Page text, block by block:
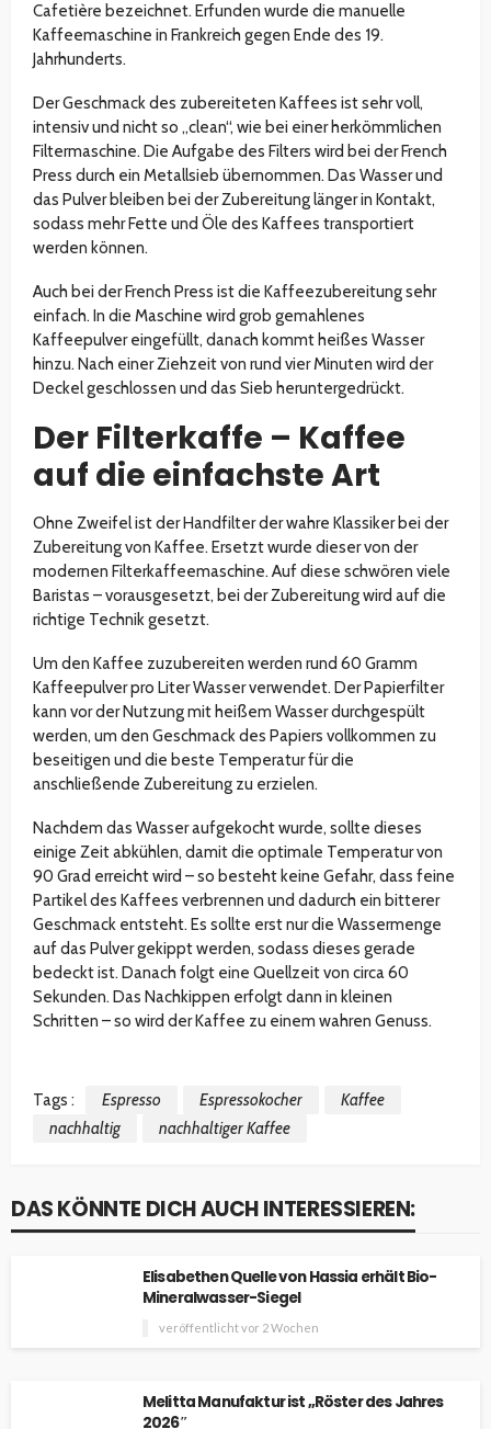
Cafetière bezeichnet. Erfunden wurde die manuelle
Kaffeemaschine in Frankreich gegen Ende des 19.
Jahrhunderts.
Der Geschmack des zubereiteten Kaffees ist sehr voll,
intensiv und nicht so „clean“, wie bei einer herkömmlichen
Filtermaschine. Die Aufgabe des Filters wird bei der French
Press durch ein Metallsieb übernommen. Das Wasser und
das Pulver bleiben bei der Zubereitung länger in Kontakt,
sodass mehr Fette und Öle des Kaffees transportiert
werden können.
Auch bei der French Press ist die Kaffeezubereitung sehr
einfach. In die Maschine wird grob gemahlenes
Kaffeepulver eingefüllt, danach kommt heißes Wasser
hinzu. Nach einer Ziehzeit von rund vier Minuten wird der
Deckel geschlossen und das Sieb heruntergedrückt.
Der Filterkaffe – Kaffee
auf die einfachste Art
Ohne Zweifel ist der Handfilter der wahre Klassiker bei der
Zubereitung von Kaffee. Ersetzt wurde dieser von der
modernen Filterkaffeemaschine. Auf diese schwören viele
Baristas – vorausgesetzt, bei der Zubereitung wird auf die
richtige Technik gesetzt.
Um den Kaffee zuzubereiten werden rund 60 Gramm
Kaffeepulver pro Liter Wasser verwendet. Der Papierfilter
kann vor der Nutzung mit heißem Wasser durchgespült
werden, um den Geschmack des Papiers vollkommen zu
beseitigen und die beste Temperatur für die
anschließende Zubereitung zu erzielen.
Nachdem das Wasser aufgekocht wurde, sollte dieses
einige Zeit abkühlen, damit die optimale Temperatur von
90 Grad erreicht wird – so besteht keine Gefahr, dass feine
Partikel des Kaffees verbrennen und dadurch ein bitterer
Geschmack entsteht. Es sollte erst nur die Wassermenge
auf das Pulver gekippt werden, sodass dieses gerade
bedeckt ist. Danach folgt eine Quellzeit von circa 60
Sekunden. Das Nachkippen erfolgt dann in kleinen
Schritten – so wird der Kaffee zu einem wahren Genuss.
Tags : Espresso Espressokocher
Kaffee
nachhaltig
nachhaltiger Kaffee
DAS KÖNNTE DICH AUCH INTERESSIEREN:
Elisabethen Quelle von Hassia erhält Bio-
Mineralwasser-Siegel
veröffentlicht vor 2 Wochen
Melitta Manufaktur ist „Röster des Jahres
2026″